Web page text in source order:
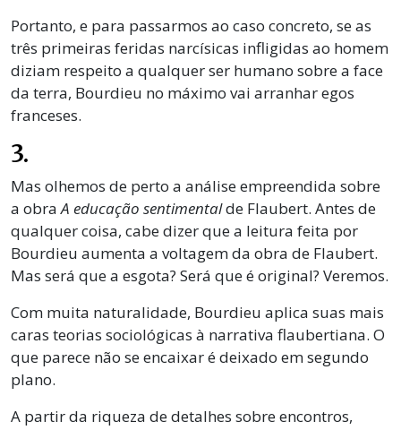
Portanto, e para passarmos ao caso concreto, se as
três primeiras feridas narcísicas infligidas ao homem
diziam respeito a qualquer ser humano sobre a face
da terra, Bourdieu no máximo vai arranhar egos
franceses.
3.
Mas olhemos de perto a análise empreendida sobre
a obraA educação sentimentalde Flaubert. Antes de
qualquer coisa, cabe dizer que a leitura feita por
Bourdieu aumenta a voltagem da obra de Flaubert.
Mas será que a esgota? Será que é original? Veremos.
Com muita naturalidade, Bourdieu aplica suas mais
caras teorias sociológicas à narrativa flaubertiana. O
que parece não se encaixar é deixado em segundo
plano.
A partir da riqueza de detalhes sobre encontros,